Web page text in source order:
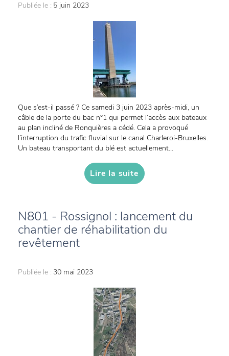
Publiée le : 5 juin 2023
Que s’est-il passé ? Ce samedi 3 juin 2023 après-midi, un
câble de la porte du bac n°1 qui permet l’accès aux bateaux
au plan incliné de Ronquières a cédé. Cela a provoqué
l’interruption du trafic fluvial sur le canal Charleroi-Bruxelles.
Un bateau transportant du blé est actuellement...
Lire la suite
N801 - Rossignol : lancement du
chantier de réhabilitation du
revêtement
Publiée le : 30 mai 2023